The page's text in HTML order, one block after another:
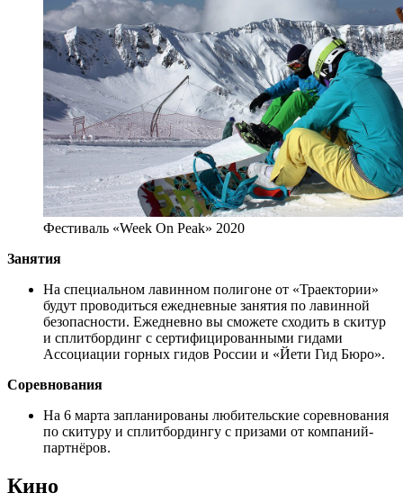
Фестиваль «Week On Peak» 2020
Занятия
На специальном лавинном полигоне от «Траектории»
будут проводиться ежедневные занятия по лавинной
безопасности. Ежедневно вы сможете сходить в скитур
и сплитбординг с сертифицированными гидами
Ассоциации горных гидов России и «Йети Гид Бюро».
Соревнования
На 6 марта запланированы любительские соревнования
по скитуру и сплитбордингу с призами от компаний-
партнёров.
Кино